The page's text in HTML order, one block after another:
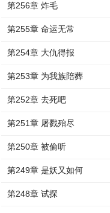
第256章 炸毛
第255章 命运无常
第254章 大仇得报
第253章 为我族陪葬
第252章 去死吧
第251章 屠戮殆尽
第250章 被偷听
第249章 是妖又如何
第248章 试探